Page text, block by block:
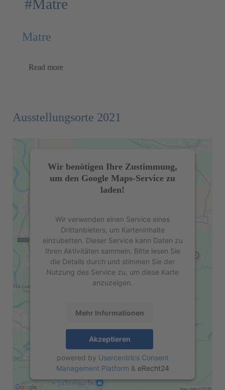
#Matre
Matre
Read more
Ausstellungsorte 2021
Wir benötigen Ihre Zustimmung,
um den Google Maps-Service zu
laden!
Wir verwenden einen Service eines
Drittanbieters, um Karteninhalte
einzubetten. Dieser Service kann Daten zu
Ihren Aktivitäten sammeln. Bitte lesen Sie
die Details durch und stimmen Sie der
Nutzung des Service zu, um diese Karte
anzuzeigen.
Mehr Informationen
Akzeptieren
powered by Usercentrics Consent
Management Platform & eRecht24